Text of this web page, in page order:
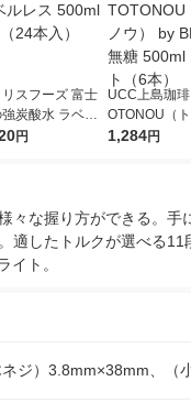
リスフーズ 富士
強炭酸水 ラベル
500ml 1箱（24
円
UCC上島珈
OTONOU（
ウ） by
1,284円
々な握り方ができる。手
適したトルクが選べる11
イト。
ネジ）3.8mm×38mm、（